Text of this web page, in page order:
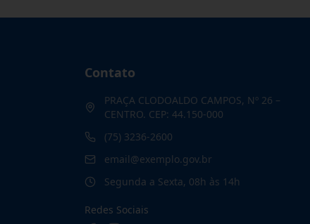
Contato
PRAÇA CLODOALDO CAMPOS, Nº 26 –
CENTRO. CEP: 44.150-000
(75) 3236-2600
email@exemplo.gov.br
Segunda a Sexta, 08h às 14h
Redes Sociais